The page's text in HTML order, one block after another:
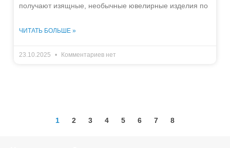
получают изящные, необычные ювелирные изделия по
ЧИТАТЬ БОЛЬШЕ »
23.10.2025 Комментариев нет
1 2 3 4 5 6 7 8